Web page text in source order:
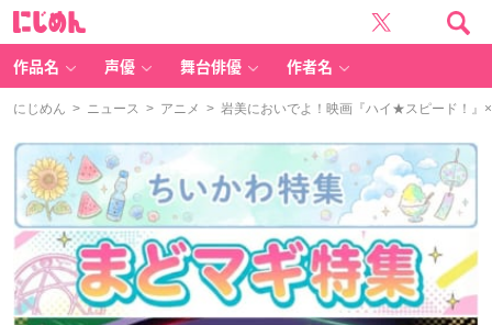
作品名 声優 舞台俳優 作者名
にじめん > ニュース > アニメ > 岩美においでよ！映画『ハイ★スピード！』